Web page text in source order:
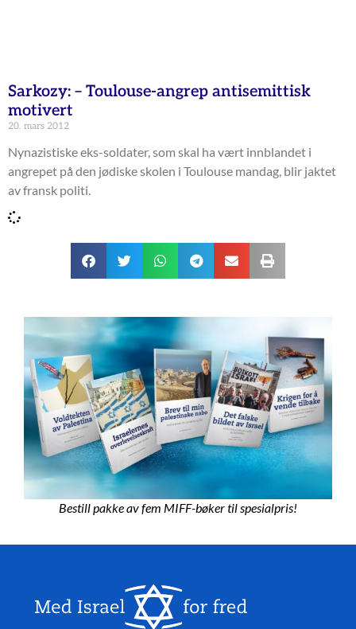
Sarkozy: – Toulouse-angrep antisemittisk
motivert
20. mars 2012
Nynazistiske eks-soldater, som skal ha vært innblandet i
angrepet på den jødiske skolen i Toulouse mandag, blir jaktet
av fransk politi.
Bestill pakke av fem MIFF-bøker til spesialpris!